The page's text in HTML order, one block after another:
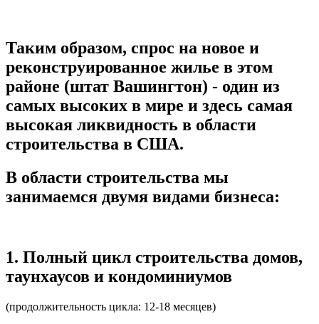
Таким образом, спрос на новое и
реконструированное жилье в этом
районе (штат Вашингтон) - один из
самых высоких в мире и здесь самая
высокая ликвидность в области
строительства в США.
В области строительства мы
занимаемся двумя видами бизнеса:
1. Полный цикл строительства домов,
таунхаусов и кондоминиумов
(продолжительность цикла: 12-18 месяцев)